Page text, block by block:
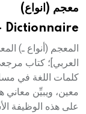
هيئة
معجم (انواع)
Dictionnaire
العربي]؛ كتاب
كلمات اللغة في
معين، ويبيِّن معاني
على هذه الوظيفة